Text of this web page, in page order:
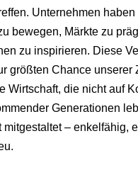
Unternehmen haben
bewegen, Märkte zu
zu inspirieren. Diese
größten Chance unserer
Wirtschaft, die nicht auf
Generationen
mitgestaltet – enkelfähig,